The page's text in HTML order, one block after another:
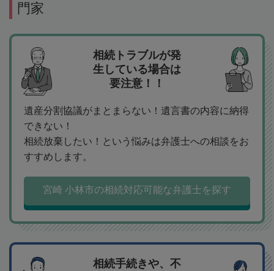
門家
相続トラブルが発
生している場合は
要注意！！
遺産分割協議がまとまらない！遺言書の内容に納得
できない！
相続放棄したい！という悩みは弁護士への相談をお
すすめします。
宮崎 小林市の相続対応可能な弁護士を探す
相続手続きや、不